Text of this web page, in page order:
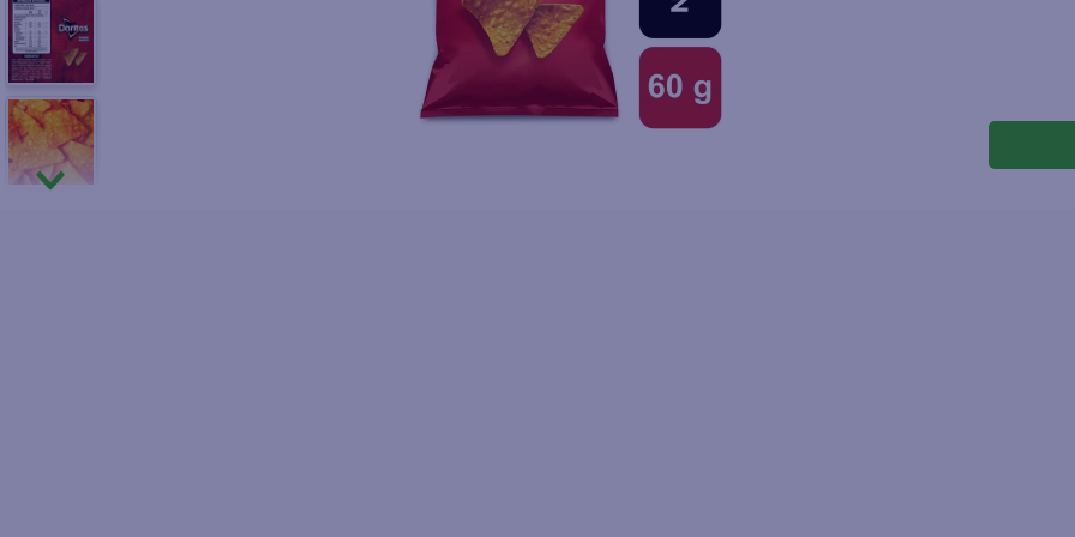
10. frijoles